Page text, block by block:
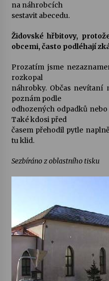
na náhrobcích
sestavit abecedu.
Židovské hřbitovy,
obcemi, často podléhají
Prozatím jsme
rozkopal
náhrobky. Občas nevítaní
poznám podle
odhozených odpadků
Také kdosi před
časem přehodil pytle
tu klid.
Sezbíráno z oblastního tisku